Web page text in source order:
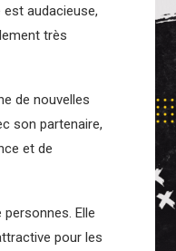
audacieuse,
très
de nouvelles
son partenaire,
et de
Elle
pour les